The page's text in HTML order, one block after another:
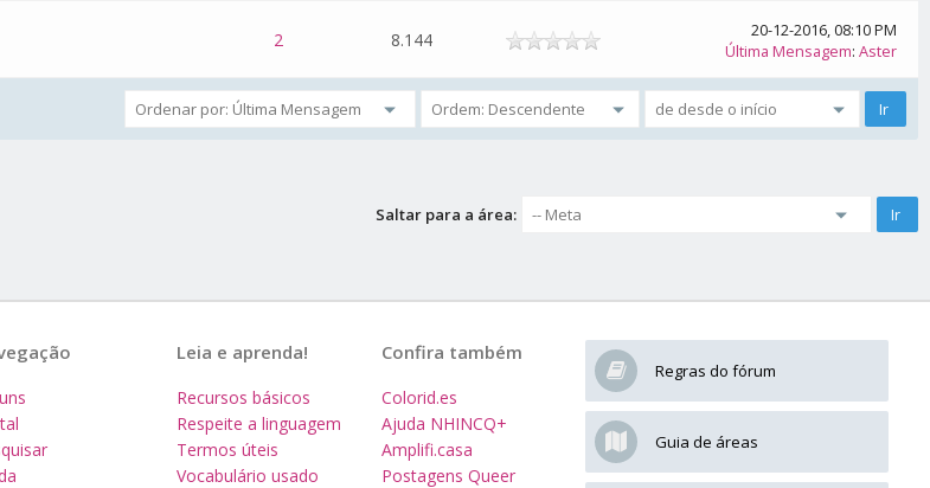
2 8.144
20-12-2016, 08:10 PM
Última Mensagem:Aster
Saltar para a área:
Regras do fórum
Guia de áreas
Confira também
Colorid.es
Ajuda NHINCQ+
Amplifi.casa
Postagens Queer
Leia e aprenda!
Recursos básicos
Respeite a linguagem
Termos úteis
Vocabulário usado